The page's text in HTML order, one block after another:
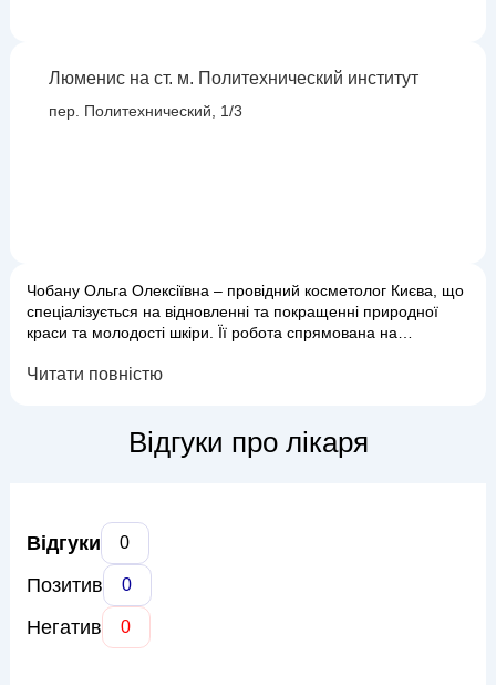
Люменис на ст. м. Политехнический институт
пер. Политехнический, 1/3
Чобану Ольга Олексіївна – провідний косметолог Києва, що
спеціалізується на відновленні та покращенні природної
краси та молодості шкіри. Її робота спрямована на
боротьби з віковими змінами, акне та пігментацією до
процедури (ботулінот...
Читати повністю
Відгуки про лікаря
Відгуки 0
Позитив 0
Негатив 0